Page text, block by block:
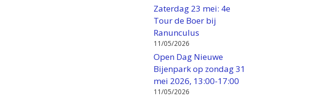
Zaterdag 23 mei: 4e
Tour de Boer bij
Ranunculus
11/05/2026
Open Dag Nieuwe
Bijenpark op zondag 31
mei 2026, 13:00-17:00
11/05/2026